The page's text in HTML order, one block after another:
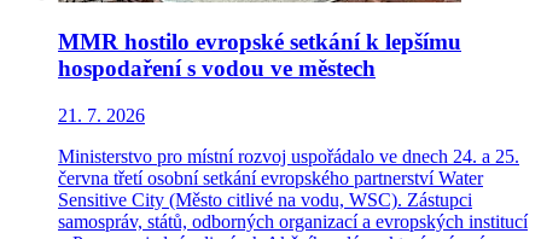
MMR hostilo evropské setkání k lepšímu
hospodaření s vodou ve městech
21. 7. 2026
Ministerstvo pro místní rozvoj uspořádalo ve dnech 24. a 25.
června třetí osobní setkání evropského partnerství Water
Sensitive City (Město citlivé na vodu, WSC). Zástupci
samospráv, států, odborných organizací a evropských institucí